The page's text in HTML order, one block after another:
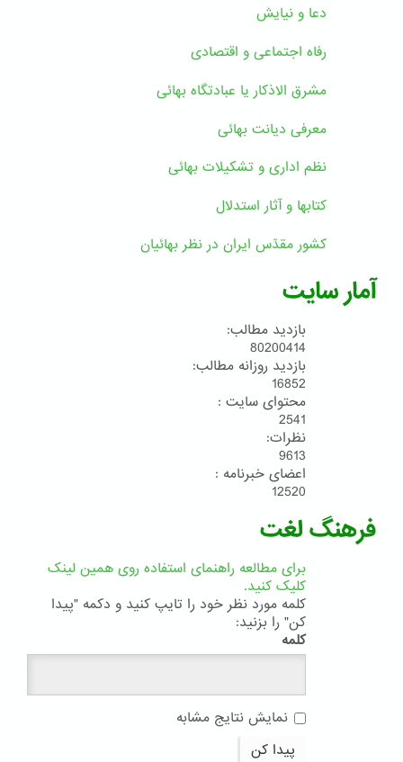
دعا و نیایش
رفاه اجتماعی و اقتصادی
مشرق الاذکار یا عبادتگاه بهائی
معرفی دیانت بهائی
نظم اداری و تشکیلات بهائی
کتابها و آثار استدلال
کشور مقدّس ایران در نظر بهائیان
آمار سایت
بازدید مطالب:
80200414
بازدید روزانه مطالب:
16852
محتوای سایت :
2541
نظرات:
9613
اعضای خبرنامه :
12520
فرهنگ لغت
برای مطالعه راهنمای استفاده روی همین لینک
کلیک کنید.
کلمه مورد نظر خود را تایپ کنید و دکمه "پیدا
کن" را بزنید:
کلمه
نمایش نتایج مشابه
پیدا کن